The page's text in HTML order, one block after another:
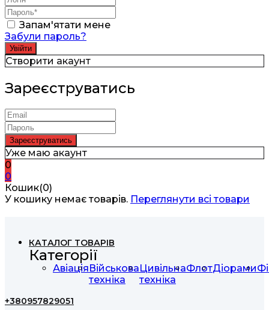
Запам'ятати мене
Забули пароль?
Створити акаунт
Зареєструватись
Уже маю акаунт
0
0
Кошик(0)
У кошику немає товарів. Переглянути всі товари
КАТАЛОГ ТОВАРІВ
Категорії
АвіаціяВійськова
техніка
Цивільна
техніка
ФлотДіорами
+380957829051